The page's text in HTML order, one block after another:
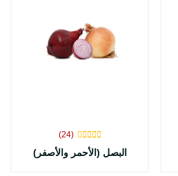
(24)
البصل (الأحمر والأصفر)